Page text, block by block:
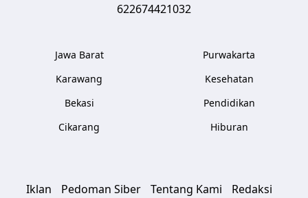
622674421032
Jawa Barat
Karawang
Bekasi
Cikarang
Purwakarta
Kesehatan
Pendidikan
Hiburan
Iklan Pedoman Siber Tentang Kami Redaksi